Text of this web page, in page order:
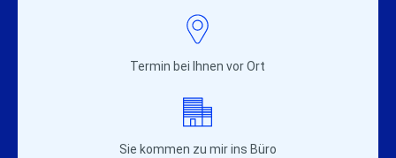
Termin bei Ihnen vor Ort
Sie kommen zu mir ins Büro